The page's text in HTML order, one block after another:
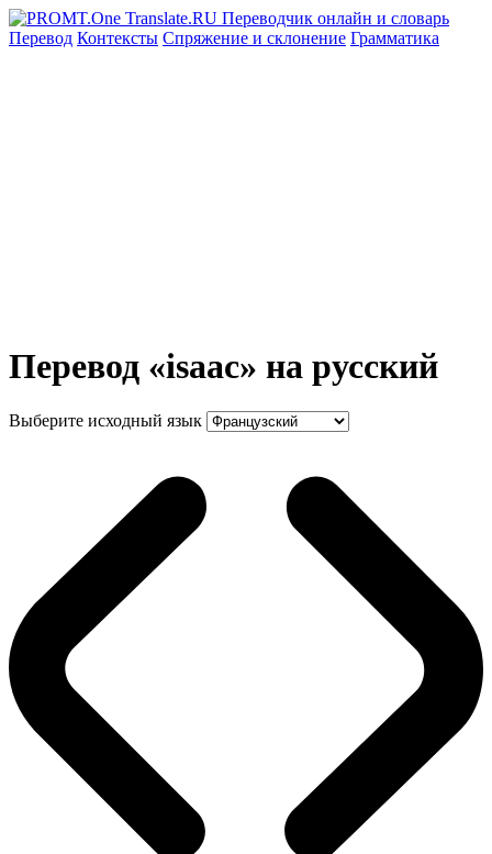
Перевод Контексты Спряжение и склонение Грамматика
Перевод «isaac» на русский
Выберите исходный язык